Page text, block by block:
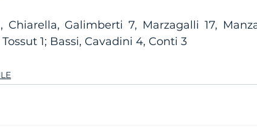
Chiarella, Galimberti 7, Marzagalli 17,
1; Bassi, Cavadini 4, Conti 3